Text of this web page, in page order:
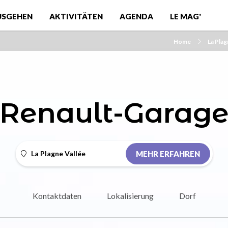
AKTIVITÄTEN AGENDA LE MAG'
Home La
Renault-Garage
La Plagne Vallée MEHR ERFAHREN
Kontaktdaten Lokalisierung Dorf